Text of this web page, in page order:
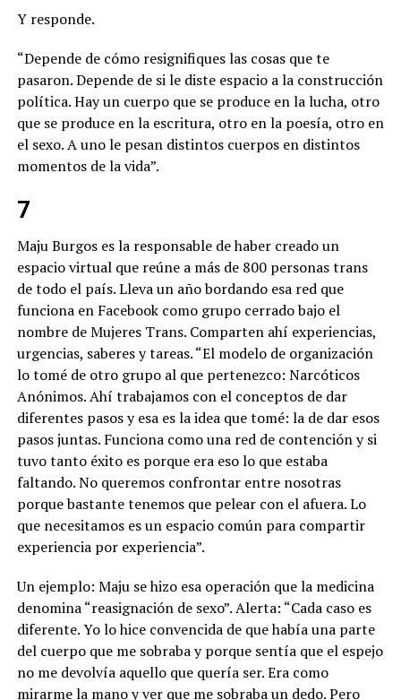
Y responde.
“Depende de cómo resignifiques las cosas que te
pasaron. Depende de si le diste espacio a la construcción
política. Hay un cuerpo que se produce en la lucha, otro
que se produce en la escritura, otro en la poesía, otro en
el sexo. A uno le pesan distintos cuerpos en distintos
momentos de la vida”.
7
Maju Burgos es la responsable de haber creado un
espacio virtual que reúne a más de 800 personas trans
de todo el país. Lleva un año bordando esa red que
funciona en Facebook como grupo cerrado bajo el
nombre de Mujeres Trans. Comparten ahí experiencias,
urgencias, saberes y tareas. “El modelo de organización
lo tomé de otro grupo al que pertenezco: Narcóticos
Anónimos. Ahí trabajamos con el conceptos de dar
diferentes pasos y esa es la idea que tomé: la de dar esos
pasos juntas. Funciona como una red de contención y si
tuvo tanto éxito es porque era eso lo que estaba
faltando. No queremos confrontar entre nosotras
porque bastante tenemos que pelear con el afuera. Lo
que necesitamos es un espacio común para compartir
experiencia por experiencia”.
Un ejemplo: Maju se hizo esa operación que la medicina
denomina “reasignación de sexo”. Alerta: “Cada caso es
diferente. Yo lo hice convencida de que había una parte
del cuerpo que me sobraba y porque sentía que el espejo
no me devolvía aquello que quería ser. Era como
mirarme la mano y ver que me sobraba un dedo. Pero